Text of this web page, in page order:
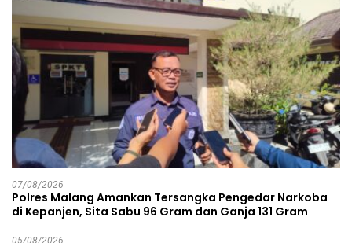
07/08/2026
Polres Malang Amankan Tersangka Pengedar Narkoba
di Kepanjen, Sita Sabu 96 Gram dan Ganja 131 Gram
05/08/2026